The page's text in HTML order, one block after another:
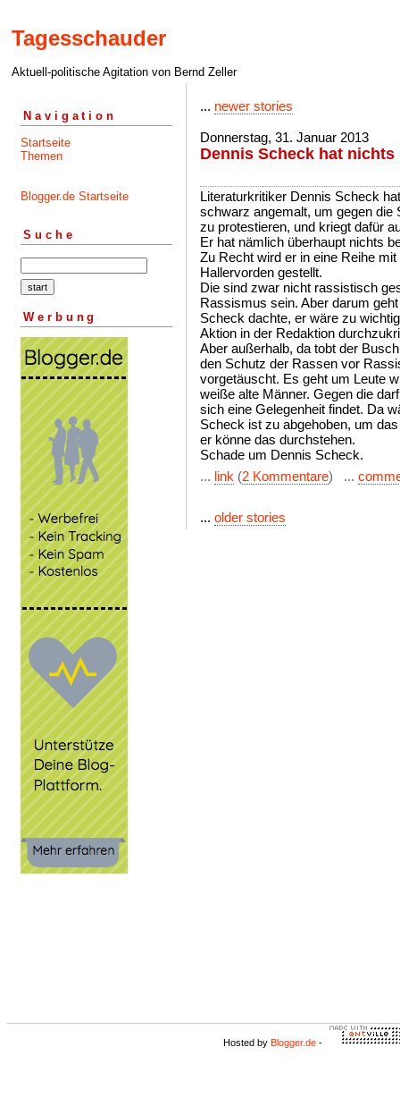
Tagesschauder
Aktuell-politische Agitation von Bernd Zeller
Navigation
Startseite
Themen
Blogger.de Startseite
Suche
Werbung
... newer stories
Donnerstag, 31. Januar 2013
Dennis Scheck hat
Literaturkritiker Dennis Scheck
schwarz angemalt, um gegen die
zu protestieren, und kriegt dafür
Er hat nämlich überhaupt nichts
Zu Recht wird er in eine Reihe
Hallervorden gestellt.
Die sind zwar nicht rassistisch
Rassismus sein. Aber darum
Scheck dachte, er wäre zu
Aktion in der Redaktion
Aber außerhalb, da tobt der
den Schutz der Rassen vor
vorgetäuscht. Es geht um Leute
weiße alte Männer. Gegen die
sich eine Gelegenheit findet. Da
Scheck ist zu abgehoben, um
er könne das durchstehen.
Schade um Dennis Scheck.
... link (2 Kommentare) ...
... older stories
Hosted by Blogger.de -